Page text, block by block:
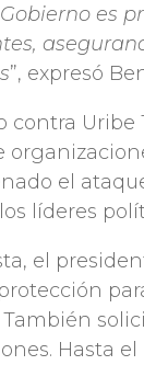
es
”, expresó
contra
el
líderes
el
Hasta